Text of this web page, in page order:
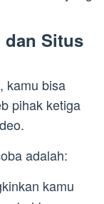
dan Situs
kamu bisa
pihak ketiga
adalah:
kamu